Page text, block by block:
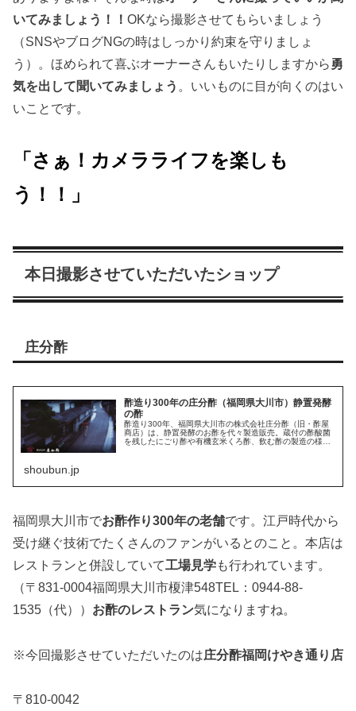
いてみましょう！！ OKなら撮影させてもらいましょう
（SNSやブログNGの時はしっかり約束を守りましょ
う）。ほめられて喜ぶオーナーさんもいたりしますから 勇
気を出して聞いてみましょう 。いいものに目が向くのはい
いことです。
「さぁ！カメラライフを楽しも
う！！」
本日撮影させていただいたショップ
庄分酢
酢造り300年の庄分酢（福岡県大川市）静置発酵
の酢
酢造り300年、福岡県大川市の株式会社庄分酢（旧・酢屋
商店）は、静置発酵のお酢を代々製造販売。蔵付の酢酸菌
を残したにごり酢や有機玄米くろ酢、飲む酢の製造の様
shoubun.jp
福岡県大川市でお酢作り300年の老舗です。江戸時代から
受け継ぐ技術でたくさんのファンがいるとのこと。本店は
レストランと併設していて工場見学も行われています。
（〒831-0004福岡県大川市榎津548TEL：0944-88-
1535（代）） お酢のレストラン気になりますね。
※今回撮影させていただいたのは庄分酢福岡けやき通り店
〒810-0042